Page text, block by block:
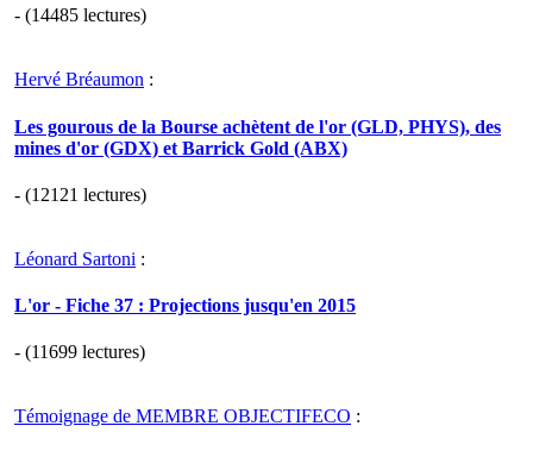
- (14485 lectures)
Hervé Bréaumon :
Les gourous de la Bourse achètent de l'or (GLD, PHYS), des
mines d'or (GDX) et Barrick Gold (ABX)
- (12121 lectures)
Léonard Sartoni :
L'or - Fiche 37 : Projections jusqu'en 2015
- (11699 lectures)
Témoignage de MEMBRE OBJECTIFECO :